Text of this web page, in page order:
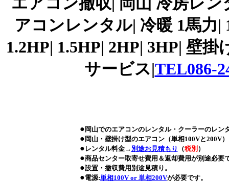
アコンレンタル| 冷暖 1馬力|
1.2HP| 1.5HP| 2HP| 3HP| 壁
サービス|TEL086-
● 岡山でのエアコンのレンタル・クーラーのレ
● 岡山・壁掛け型のエアコン（単相100Vと200V
● レンタル料金→ 別途お見積もり （税別 ）
●商品センター取寄せ費用＆返却費用が別途必要
●設置・撤収費用別途見積り。
●電源:単相100V or 単相200Vが必要です。